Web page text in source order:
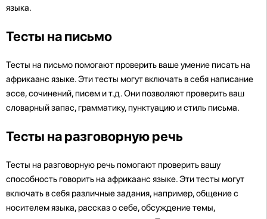
языка.
Тесты на письмо
Тесты на письмо помогают проверить ваше умение писать на
африкаанс языке. Эти тесты могут включать в себя написание
эссе, сочинений, писем и т.д. Они позволяют проверить ваш
словарный запас, грамматику, пунктуацию и стиль письма.
Тесты на разговорную речь
Тесты на разговорную речь помогают проверить вашу
способность говорить на африкаанс языке. Эти тесты могут
включать в себя различные задания, например, общение с
носителем языка, рассказ о себе, обсуждение темы,